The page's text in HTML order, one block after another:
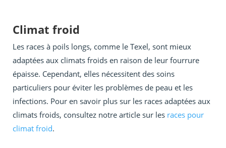
Climat froid
Les races à poils longs, comme le Texel, sont mieux
adaptées aux climats froids en raison de leur fourrure
épaisse. Cependant, elles nécessitent des soins
particuliers pour éviter les problèmes de peau et les
infections. Pour en savoir plus sur les races adaptées aux
climats froids, consultez notre article sur les races pour
climat froid.